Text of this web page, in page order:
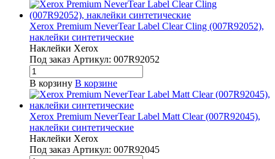
Xerox Premium NeverTear Label Clear Cling (007R92052),
наклейки синтетические
Наклейки Xerox
Под заказ Артикул: 007R92052
В корзину В корзине
Xerox Premium NeverTear Label Matt Clear (007R92045),
наклейки синтетические
Наклейки Xerox
Под заказ Артикул: 007R92045